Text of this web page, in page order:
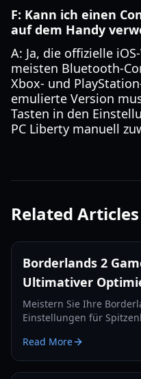
F: Kann ich einen
auf dem Handy
A: Ja, die offizielle
meisten Bluetooth-
Xbox- und
emulierte Version
Tasten in den
PC Liberty manuell
Related Articles
Borderlands 2
Ultimativer
Meistern Sie Ihre
Einstellungen für
Mali- und Adreno-GPUs.
Read More